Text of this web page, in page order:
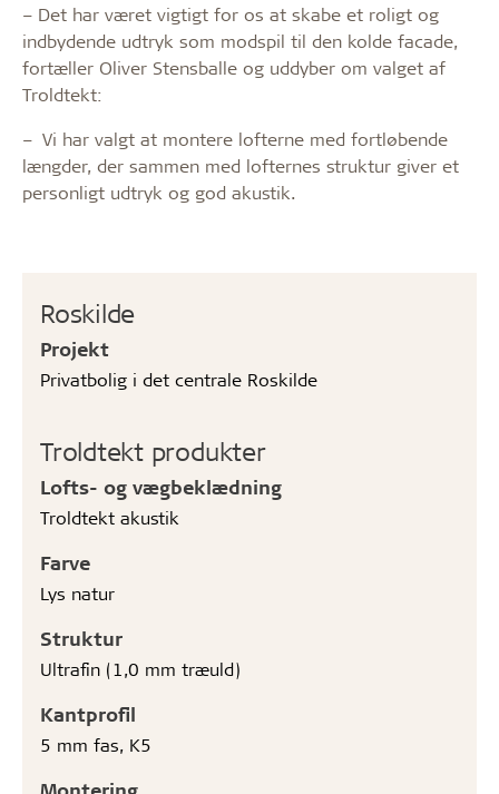
Roskilde
Projekt
Privatbolig i det centrale Roskilde
Troldtekt produkter
Lofts- og vægbeklædning
Troldtekt akustik
Farve
Lys natur
Struktur
Ultrafin (1,0 mm træuld)
Kantprofil
5 mm fas, K5
Montering
– Det har været vigtigt for os at skabe et roligt og
indbydende udtryk som modspil til den kolde facade,
fortæller Oliver Stensballe og uddyber om valget af
Troldtekt:
– Vi har valgt at montere lofterne med fortløbende
længder, der sammen med lofternes struktur giver et
personligt udtryk og god akustik.